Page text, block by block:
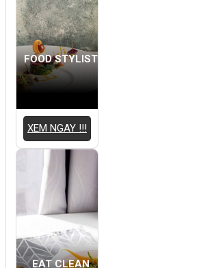
FOOD STYLIST
XEM NGAY !!!
EAT CLEAN